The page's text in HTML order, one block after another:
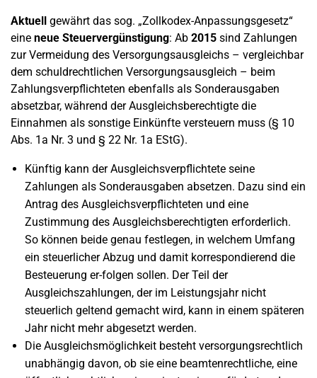
Aktuell gewährt das sog. „Zollkodex-Anpassungsgesetz“
eine neue Steuervergünstigung: Ab 2015 sind Zahlungen
zur Vermeidung des Versorgungsausgleichs – vergleichbar
dem schuldrechtlichen Versorgungsausgleich – beim
Zahlungsverpflichteten ebenfalls als Sonderausgaben
absetzbar, während der Ausgleichsberechtigte die
Einnahmen als sonstige Einkünfte versteuern muss (§ 10
Abs. 1a Nr. 3 und § 22 Nr. 1a EStG).
Künftig kann der Ausgleichsverpflichtete seine
Zahlungen als Sonderausgaben absetzen. Dazu sind ein
Antrag des Ausgleichsverpflichteten und eine
Zustimmung des Ausgleichsberechtigten erforderlich.
So können beide genau festlegen, in welchem Umfang
ein steuerlicher Abzug und damit korrespondierend die
Besteuerung er-folgen sollen. Der Teil der
Ausgleichszahlungen, der im Leistungsjahr nicht
steuerlich geltend gemacht wird, kann in einem späteren
Jahr nicht mehr abgesetzt werden.
Die Ausgleichsmöglichkeit besteht versorgungsrechtlich
unabhängig davon, ob sie eine beamtenrechtliche, eine